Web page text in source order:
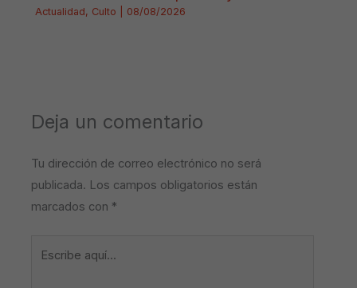
Actualidad, Culto 08/08/2026
Deja un comentario
Tu dirección de correo electrónico no será
publicada. Los campos obligatorios están
marcados con *